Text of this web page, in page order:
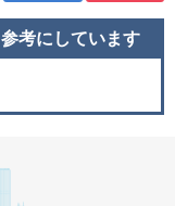
参考にしています